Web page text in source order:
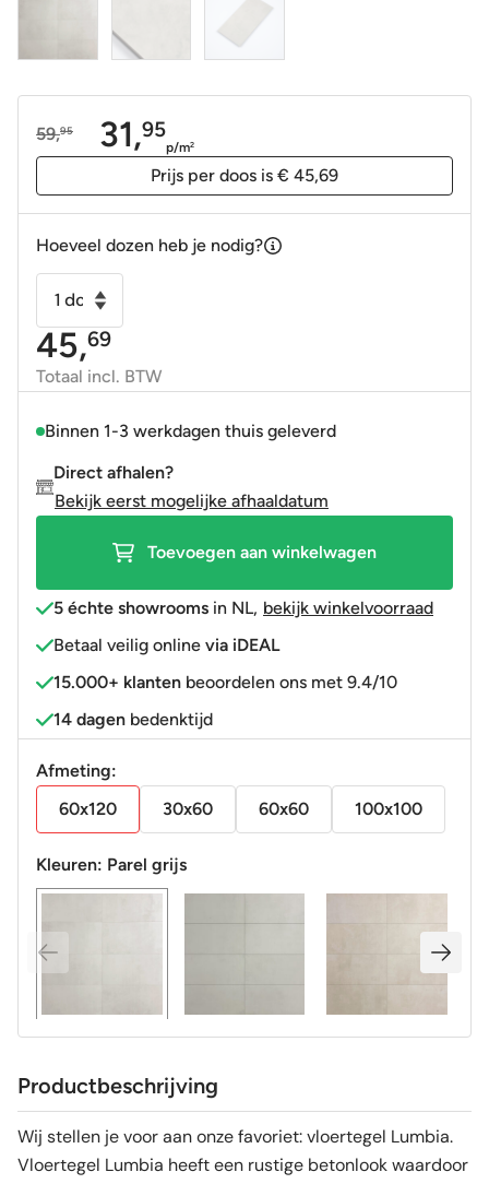
59,95
Oorspronkelijke
31,95
Huidige
p/m2
Prijs per doos is € 45,69
Hoeveel dozen heb je nodig?
Wandtegel
Lumbia
parel
grijs
gerectificeerd
R10
45,69
Totaal incl. BTW
Binnen 1-3 werkdagen thuis geleverd
Direct afhalen?
Bekijk eerst mogelijke afhaaldatum
Toevoegen aan winkelwagen
5 échte showrooms in NL, bekijk winkelvoorraad
Betaal veilig online via iDEAL
15.000+ klanten beoordelen ons met 9.4/10
14 dagen bedenktijd
Afmeting:
60x120
30x60 60x60 100x100
Kleuren: Parel grijs
Productbeschrijving
Wij stellen je voor aan onze favoriet: vloertegel Lumbia.
Vloertegel Lumbia heeft een rustige betonlook waardoor